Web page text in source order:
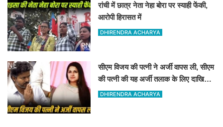
रांची में छात्र नेता नेहा बोरा पर स्याही फेंकी,
आरोपी हिरासत में
DHIRENDRA ACHARYA
सीएम विजय की पत्नी ने अर्जी वापस ली, सीएम
की पत्नी की यह अर्जी तलाक के लिए दाखिल
थी
DHIRENDRA ACHARYA